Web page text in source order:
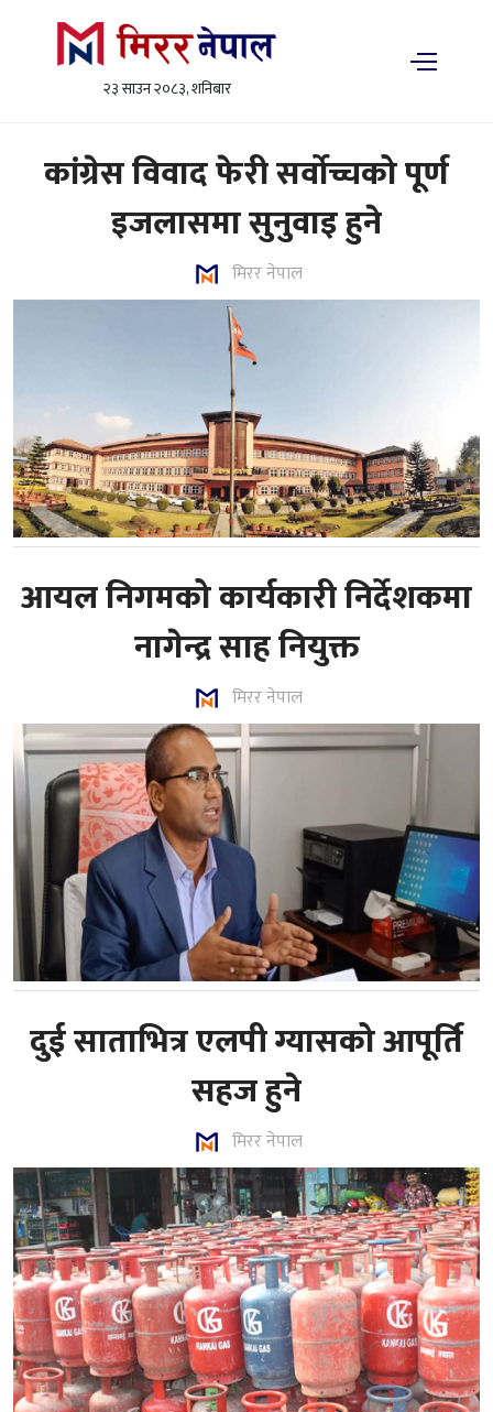
२३ साउन २०८३, शनिबार
कांग्रेस विवाद फेरी सर्वोच्चको पूर्ण
इजलासमा सुनुवाइ हुने
मिरर नेपाल
आयल निगमको कार्यकारी निर्देशकमा
नागेन्द्र साह नियुक्त
मिरर नेपाल
दुई साताभित्र एलपी ग्यासको आपूर्ति
सहज हुने
मिरर नेपाल